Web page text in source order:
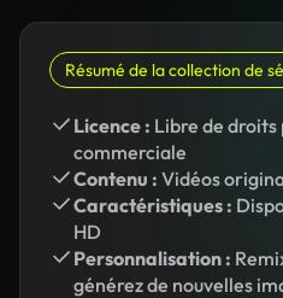
Résumé de la collection de
Licence : Libre de droits
commerciale
Contenu : Vidéos
Caractéristiques :
HD
Personnalisation :
générez de nouvelles